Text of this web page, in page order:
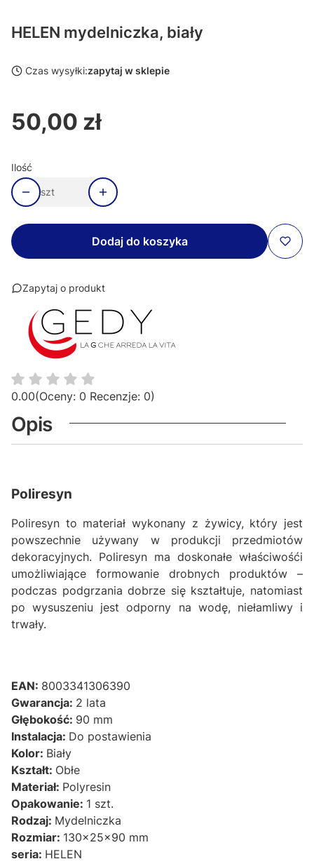
HELEN mydelniczka, biały
Czas wysyłki:zapytaj w sklepie
Cena
50,00 zł
Ilość
szt
Dodaj do koszyka
Zapytaj o produkt
0.00(Oceny: 0 Recenzje: 0)
Opis
Poliresyn
Poliresyn to materiał wykonany z żywicy, który jest
powszechnie używany w produkcji przedmiotów
dekoracyjnych. Poliresyn ma doskonałe właściwośći
umożliwiające formowanie drobnych produktów –
podczas podgrzania dobrze się kształtuje, natomiast
po wysuszeniu jest odporny na wodę, niełamliwy i
trwały.
EAN: 8003341306390
Gwarancja: 2 lata
Głębokość: 90 mm
Instalacja: Do postawienia
Kolor: Biały
Kształt: Obłe
Materiał: Polyresin
Opakowanie: 1 szt.
Rodzaj: Mydelniczka
Rozmiar: 130x25x90 mm
seria: HELEN